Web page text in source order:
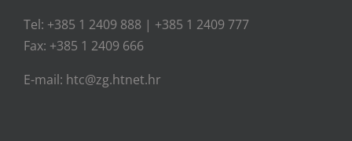
Tel: +385 1 2409 888 | +385 1 2409 777
Fax: +385 1 2409 666
E-mail: htc@zg.htnet.hr